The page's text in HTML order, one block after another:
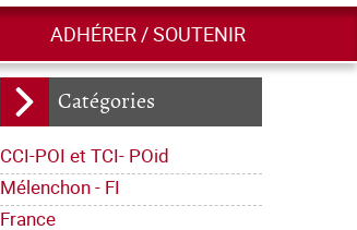
ADHÉRER / SOUTENIR
Catégories
CCI-POI et TCI- POid
Mélenchon - FI
France